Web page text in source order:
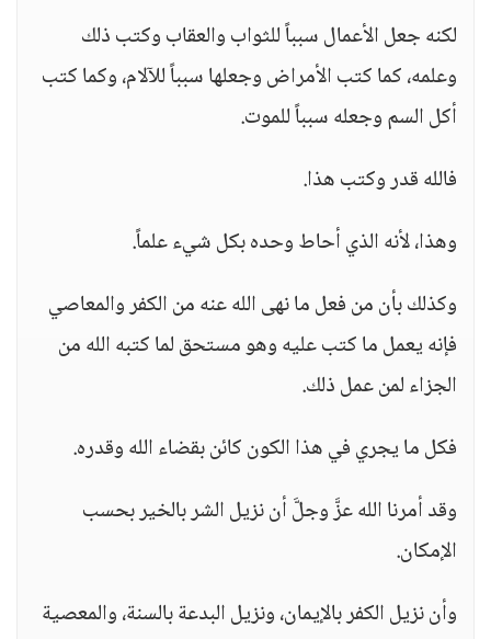
لكنه جعل الأعمال سبباً للثواب والعقاب وكتب ذلك
وعلمه، كما كتب الأمراض وجعلها سبباً للآلام، وكما كتب
أكل السم وجعله سبباً للموت.
فالله قدر وكتب هذا.
وهذا، لأنه الذي أحاط وحده بكل شيء علماً.
وكذلك بأن من فعل ما نهى الله عنه من الكفر والمعاصي
فإنه يعمل ما كتب عليه وهو مستحق لما كتبه الله من
الجزاء لمن عمل ذلك.
فكل ما يجري في هذا الكون كائن بقضاء الله وقدره.
وقد أمرنا الله عزَّ وجلَّ أن نزيل الشر بالخير بحسب
الإمكان.
وأن نزيل الكفر بالإيمان، ونزيل البدعة بالسنة، والمعصية